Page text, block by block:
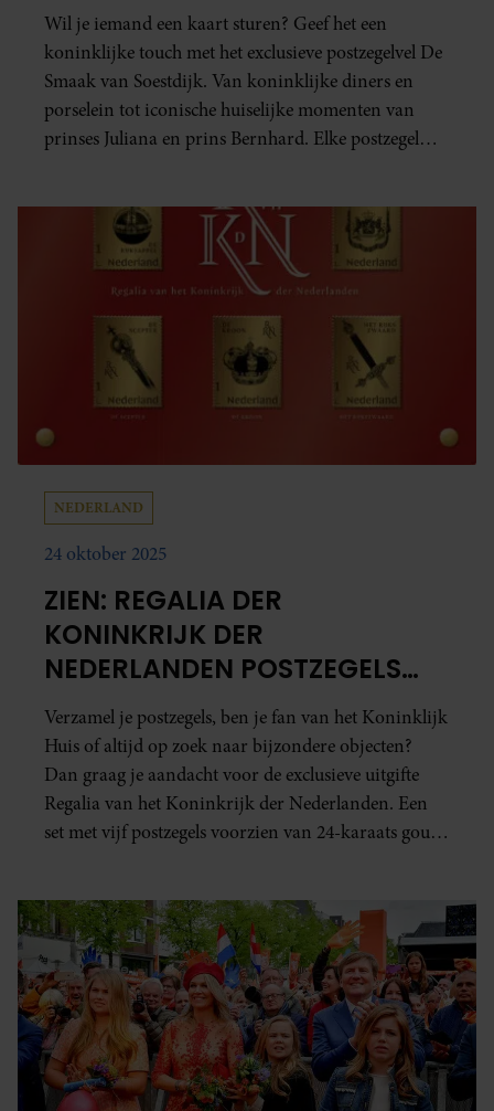
Wil je iemand een kaart sturen? Geef het een
koninklijke touch met het exclusieve postzegelvel De
Smaak van Soestdijk. Van koninklijke diners en
porselein tot iconische huiselijke momenten van
prinses Juliana en prins Bernhard. Elke postzegel
NEDERLAND
24 oktober 2025
ZIEN: REGALIA DER
KONINKRIJK DER
NEDERLANDEN POSTZEGELS
MET GOUD
Verzamel je postzegels, ben je fan van het Koninklijk
Huis of altijd op zoek naar bijzondere objecten?
Dan graag je aandacht voor de exclusieve uitgifte
Regalia van het Koninkrijk der Nederlanden. Een
set met vijf postzegels voorzien van 24-karaats goud